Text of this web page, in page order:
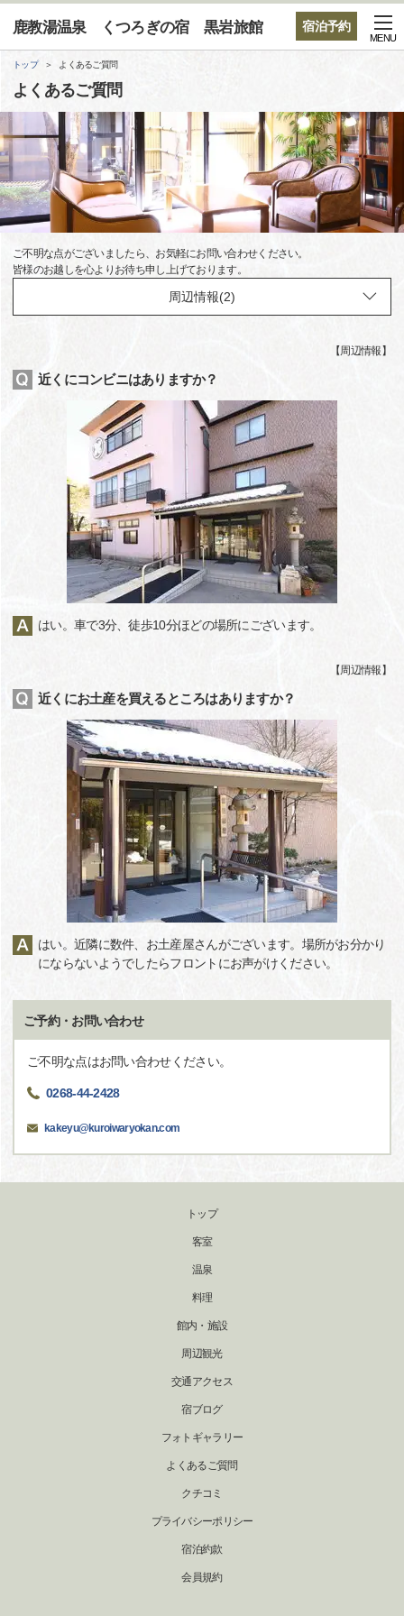
宿泊予約
鹿教湯温泉 くつろぎの宿 黒岩旅館
MENU
トップ よくあるご質問
よくあるご質問
ご不明な点がございましたら、お気軽にお問い合わせください。
皆様のお越しを心よりお待ち申し上げております。
【周辺情報 】
近くにコンビニはありますか？
はい。車で3分、徒歩10分ほどの場所にございます。
【周辺情報 】
近くにお土産を買えるところはありますか？
はい。近隣に数件、お土産屋さんがございます。場所がお分かり
にならないようでしたらフロントにお声がけください。
ご予約・お問い合わせ
ご不明な点はお問い合わせください。
0268-44-2428
kakeyu@kuroiwaryokan.com
トップ
客室
温泉
料理
館内・施設
周辺観光
交通アクセス
宿ブログ
フォトギャラリー
よくあるご質問
クチコミ
プライバシーポリシー
宿泊約款
会員規約